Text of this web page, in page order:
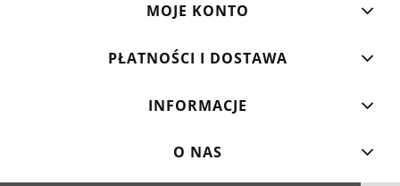
MOJE KONTO
PŁATNOŚCI I DOSTAWA
INFORMACJE
O NAS